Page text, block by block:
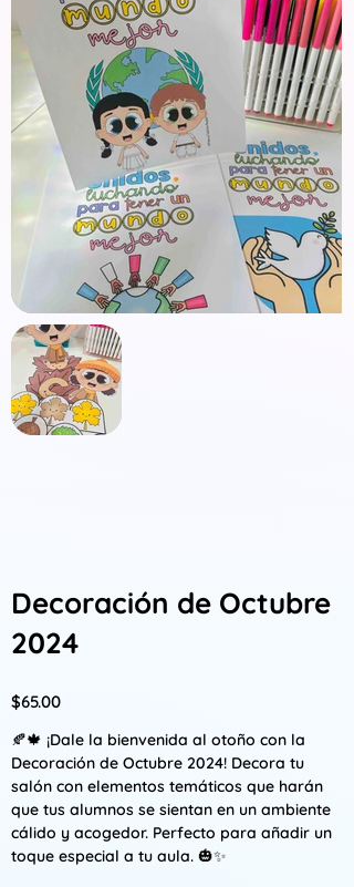
Decoración de Octubre
2024
Precio
$65.00
🍂🍁 ¡Dale la bienvenida al otoño con la
Decoración de Octubre 2024! Decora tu
salón con elementos temáticos que harán
que tus alumnos se sientan en un ambiente
cálido y acogedor. Perfecto para añadir un
toque especial a tu aula. 🎃✨